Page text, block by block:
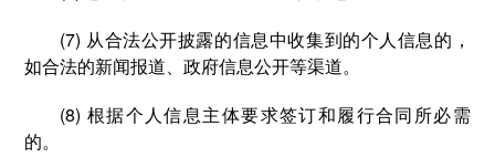
(7) 从合法公开披露的信息中收集到的个人信息的，
如合法的新闻报道、政府信息公开等渠道。
(8) 根据个人信息主体要求签订和履行合同所必需
的。